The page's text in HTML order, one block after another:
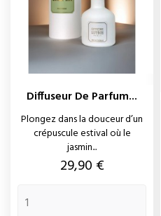
Diffuseur De Parfum...
Plongez dans la douceur d’un
crépuscule estival où le
jasmin...
Prix
29,90 €